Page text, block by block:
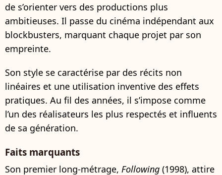
de s’orienter vers des productions plus
ambitieuses. Il passe du cinéma indépendant aux
blockbusters, marquant chaque projet par son
empreinte.
Son style se caractérise par des récits non
linéaires et une utilisation inventive des effets
pratiques. Au fil des années, il s’impose comme
l’un des réalisateurs les plus respectés et influents
de sa génération.
Faits marquants
Son premier long-métrage, Following (1998), attire